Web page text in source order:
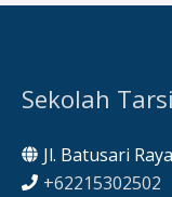
Sekolah
Jl. Batusari
+62215302502